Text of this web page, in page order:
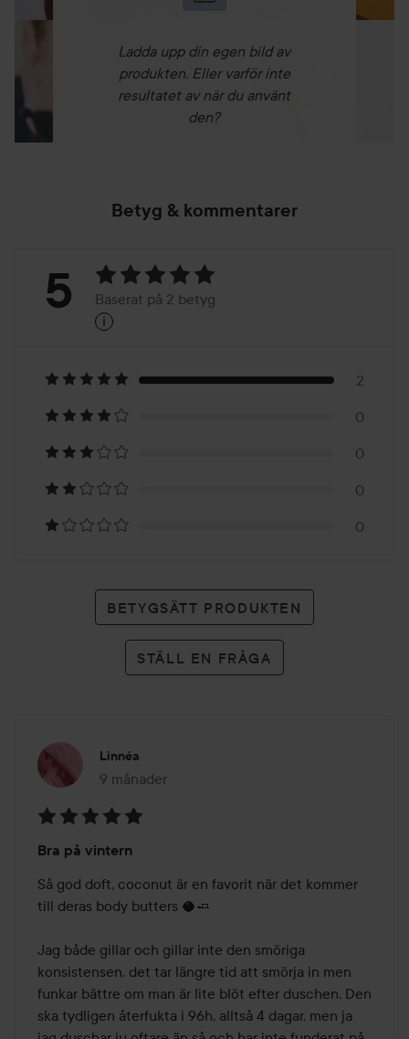
Ladda upp din egen bild av
produkten. Eller varför inte
resultatet av när du använt
den?
Betyg & kommentarer
Betyg:
Baserat
på
2
betyg
5 Baserat på 2 betyg
i
2
0
0
0
0
BETYGSÄTT PRODUKTEN
STÄLL EN FRÅGA
Linnéa
9 månader
Inlägget skapades 9 månader
5
av
5
Bra på vintern
Så god doft, coconut är en favorit när det kommer
till deras body butters 🥥🧈
Jag både gillar och gillar inte den smöriga
konsistensen, det tar längre tid att smörja in men
funkar bättre om man är lite blöt efter duschen. Den
ska tydligen återfukta i 96h, alltså 4 dagar, men ja